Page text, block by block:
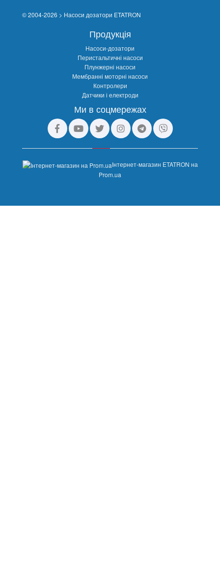
© 2004-2026 > Насоси дозатори ETATRON
Продукція
Насоси-дозатори
Перистальтичні насоси
Плунжерні насоси
Мембранні моторні насоси
Контролери
Датчики і електроди
Ми в соцмережах
Інтернет-магазин ETATRON на
Prom.ua